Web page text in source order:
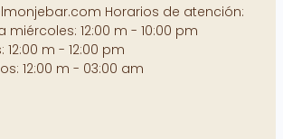
Horarios de atención:
miércoles: 12:00 m - 10:00 pm
12:00 m - 12:00 pm
12:00 m - 03:00 am